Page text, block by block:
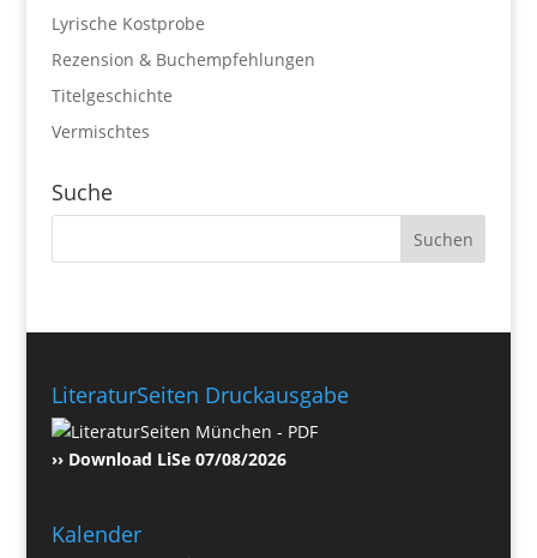
Lyrische Kostprobe
Rezension & Buchempfehlungen
Titelgeschichte
Vermischtes
Suche
LiteraturSeiten Druckausgabe
›› Download LiSe 07/08/2026
Kalender